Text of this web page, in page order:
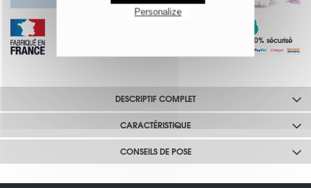
Paiement 100% sécurisé
DESCRIPTIF COMPLET
CARACTÉRISTIQUE
CONSEILS DE POSE
Personalize